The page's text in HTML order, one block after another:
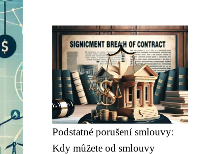
Podstatné porušení smlouvy:
Kdy můžete od smlouvy